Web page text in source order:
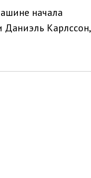
начала
Даниэль Карлссон,